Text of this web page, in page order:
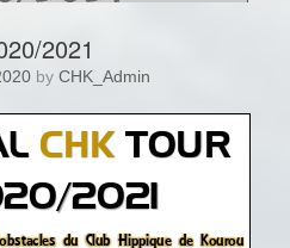
2021
by CHK_Admin